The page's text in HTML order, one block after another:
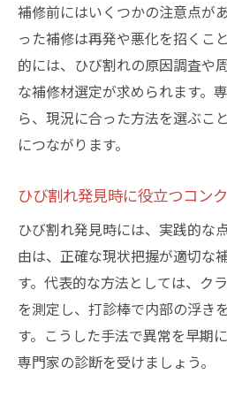
補修費用の目安と見積も
コンクリート割れて
補修費用を左右する
割れてるコンクリー
れ
コンクリート割れてる
安心できるコンクリー
DIYでできるコンクリート
コンクリート割れて
DIYでできるコンクリ
割れてるコンクリート
補修前にはいくつかの注意点が
った補修は再発や悪化を招くこ
的には、ひび割れの原因調査や
な補修材選定が求められます。
ら、現況に合った方法を選ぶこ
につながります。
ひび割れ発見時に役立つコン
ひび割れ発見時には、実践的な
由は、正確な現状把握が適切な
す。代表的な方法としては、ク
を測定し、打診棒で内部の浮き
す。こうした手法で異常を早期
専門家の診断を受けましょう。